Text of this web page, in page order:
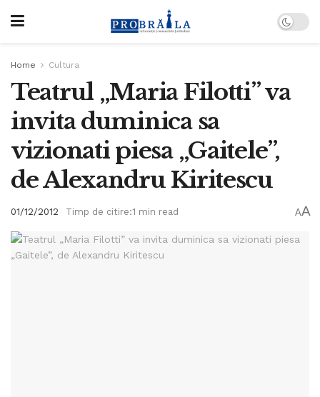
Home Cultura
Teatrul „Maria Filotti” va
invita duminica sa
vizionati piesa „Gaitele”,
de Alexandru Kiritescu
01/12/2012 Timp de citire:1 min read AA